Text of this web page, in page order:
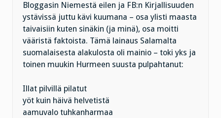
Bloggasin Niemestä eilen ja FB:n Kirjallisuuden
ystävissä juttu kävi kuumana – osa ylisti maasta
taivaisiin kuten sinäkin (ja minä), osa moitti
vääristä faktoista. Tämä lainaus Salamalta
suomalaisesta alakulosta oli mainio – toki yks ja
toinen muukin Hurmeen suusta pulpahtanut:
Illat pilvillä pilatut
yöt kuin häivä helvetistä
aamuvalo tuhkanharmaa